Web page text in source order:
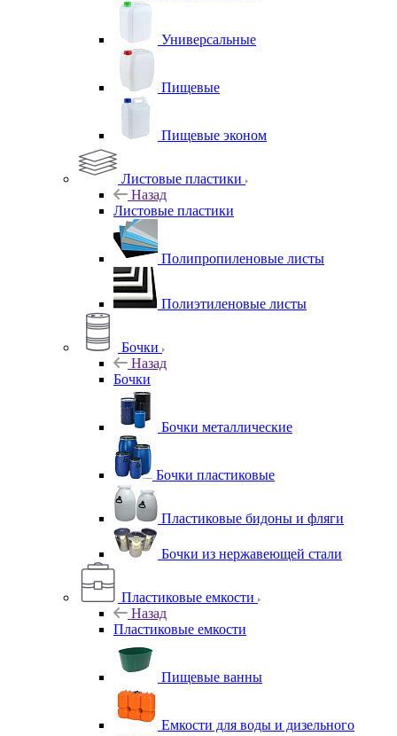
Универсальные
Пищевые
Пищевые эконом
Листовые пластики
Назад
Листовые пластики
Полипропиленовые листы
Полиэтиленовые листы
Бочки
Назад
Бочки
Бочки металлические
Бочки пластиковые
Пластиковые бидоны и фляги
Бочки из нержавеющей стали
Пластиковые емкости
Назад
Пластиковые емкости
Пищевые ванны
Емкости для воды и дизельного